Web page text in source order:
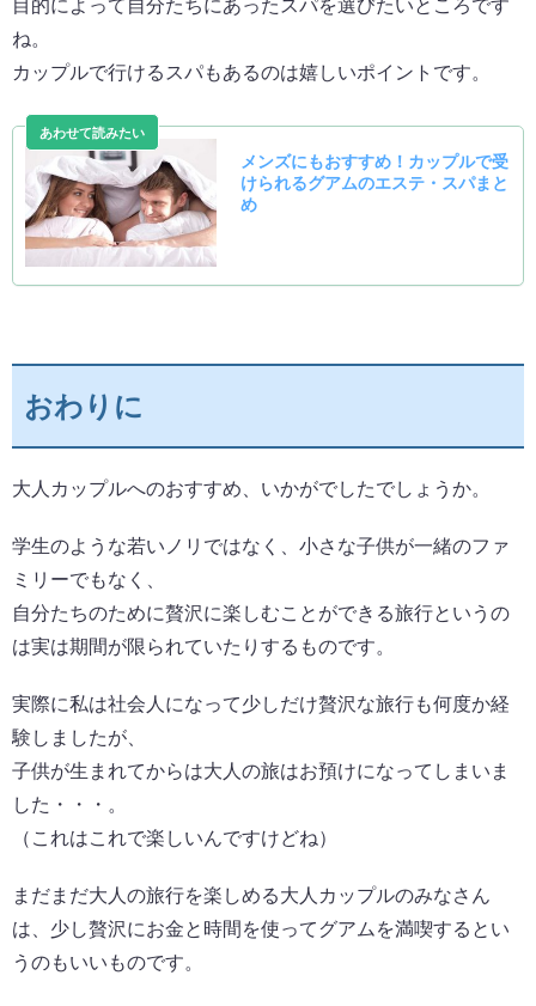
目的によって自分たちにあったスパを選びたいところです
ね。
カップルで行けるスパもあるのは嬉しいポイントです。
おわりに
大人カップルへのおすすめ、いかがでしたでしょうか。
学生のような若いノリではなく、小さな子供が一緒のファ
ミリーでもなく、
自分たちのために贅沢に楽しむことができる旅行というの
は実は期間が限られていたりするものです。
実際に私は社会人になって少しだけ贅沢な旅行も何度か経
験しましたが、
子供が生まれてからは大人の旅はお預けになってしまいま
した・・・。
（これはこれで楽しいんですけどね）
まだまだ大人の旅行を楽しめる大人カップルのみなさん
は、少し贅沢にお金と時間を使ってグアムを満喫するとい
うのもいいものです。